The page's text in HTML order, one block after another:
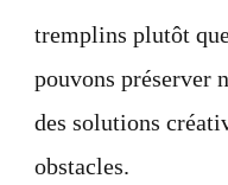
tremplins plutôt
pouvons préserver
des solutions
obstacles.